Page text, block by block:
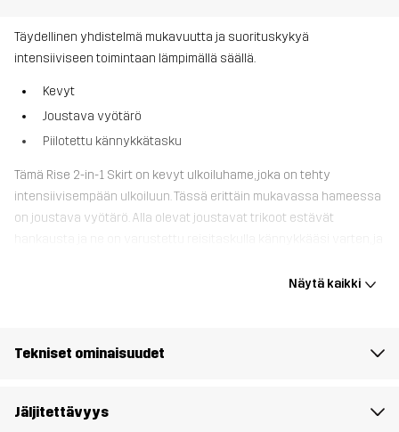
Täydellinen yhdistelmä mukavuutta ja suorituskykyä
intensiiviseen toimintaan lämpimällä säällä.
Kevyt
Joustava vyötärö
Piilotettu kännykkätasku
Tämä Rise 2-in-1 Skirt on kevyt ulkoiluhame, joka on tehty
intensiivisempään ulkoiluun. Tässä erittäin mukavassa hameessa
on joustava vyötärö. Alla olevat joustavat trikoot estävät
valinta intensiiviseen ulkoiluun lämpimissä olosuhteissa, ja se
Istuvuus
Näytä kaikki
Tekniset ominaisuudet
Jäljitettävyys